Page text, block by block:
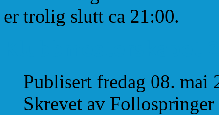
er trolig slutt ca 21:00.
Publisert fredag 08. mai
Skrevet av Follospringer